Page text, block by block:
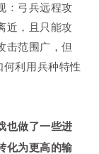
：弓兵远程攻
近，且只能攻
击范围广，但
利用兵种特性
也做了一些进
化为更高的输